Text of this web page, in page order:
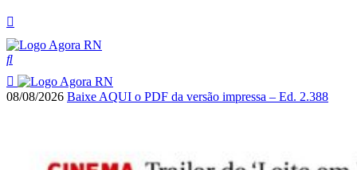
08/08/2026 Baixe AQUI o PDF da versão impressa – Ed. 2.388